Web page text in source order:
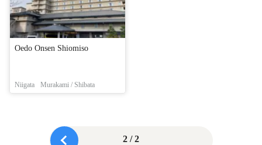
Oedo Onsen Shiomiso
Niigata Murakami / Shibata
2 / 2